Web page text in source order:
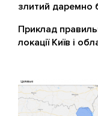
злитий даремно
Приклад
локації Київ і